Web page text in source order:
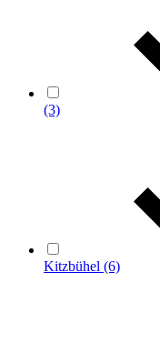
(3)
Kitzbühel (6)